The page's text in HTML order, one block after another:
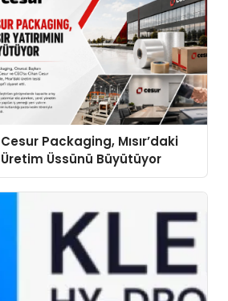
Cesur Packaging, Mısır’daki
Üretim Üssünü Büyütüyor